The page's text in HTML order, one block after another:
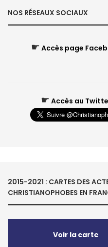
NOS RÉSEAUX SOCIAUX
☛ Accès page
☛ Accès au
2015-2021 : CARTES DES
CHRISTIANOPHOBES EN
Voir la carte